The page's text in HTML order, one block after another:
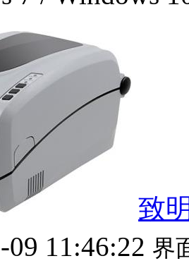
致
09 11:46:22 界